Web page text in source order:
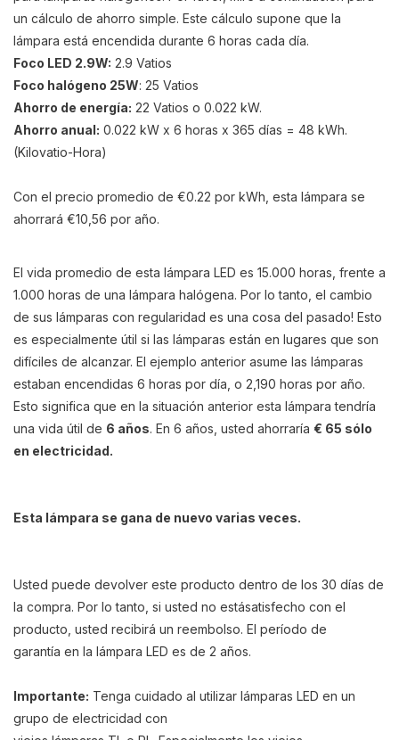
un cálculo de ahorro simple. Este cálculo supone que la
lámpara está encendida durante 6 horas cada día.
Foco LED 2.9W: 2.9 Vatios
Foco halógeno 25W: 25 Vatios
Ahorro de energía: 22 Vatios o 0.022 kW.
Ahorro anual: 0.022 kW x 6 horas x 365 días = 48 kWh.
(Kilovatio-Hora)
Con el precio promedio de €0.22 por kWh, esta lámpara se
ahorrará €10,56 por año.
El vida promedio de esta lámpara LED es 15.000 horas, frente a
1.000 horas de una lámpara halógena. Por lo tanto, el cambio
de sus lámparas con regularidad es una cosa del pasado! Esto
es especialmente útil si las lámparas están en lugares que son
difíciles de alcanzar. El ejemplo anterior asume las lámparas
estaban encendidas 6 horas por día, o 2,190 horas por año.
Esto significa que en la situación anterior esta lámpara tendría
una vida útil de 6 años. En 6 años, usted ahorraría € 65 sólo
en electricidad.
Esta lámpara se gana de nuevo varias veces.
Usted puede devolver este producto dentro de los 30 días de
la compra. Por lo tanto, si usted no estásatisfecho con el
producto, usted recibirá un reembolso. El período de
garantía en la lámpara LED es de 2 años.
Importante: Tenga cuidado al utilizar lámparas LED en un
grupo de electricidad con